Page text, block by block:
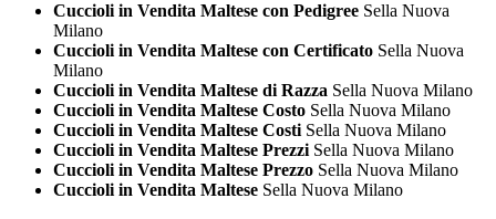
Cuccioli in Vendita Maltese con Pedigree Sella Nuova
Milano
Cuccioli in Vendita Maltese con Certificato Sella Nuova
Milano
Cuccioli in Vendita Maltese di Razza Sella Nuova Milano
Cuccioli in Vendita Maltese Costo Sella Nuova Milano
Cuccioli in Vendita Maltese Costi Sella Nuova Milano
Cuccioli in Vendita Maltese Prezzi Sella Nuova Milano
Cuccioli in Vendita Maltese Prezzo Sella Nuova Milano
Cuccioli in Vendita Maltese Sella Nuova Milano